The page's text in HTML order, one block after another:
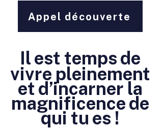
Appel découverte
Il est temps de
vivre pleinement
et d’incarner la
magnificence de
qui tu es !